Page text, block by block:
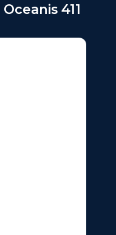
411